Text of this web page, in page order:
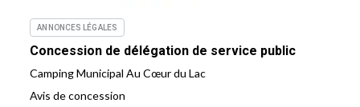
ANNONCES LÉGALES
Concession de délégation de service public
Camping Municipal Au Cœur du Lac
Avis de concession